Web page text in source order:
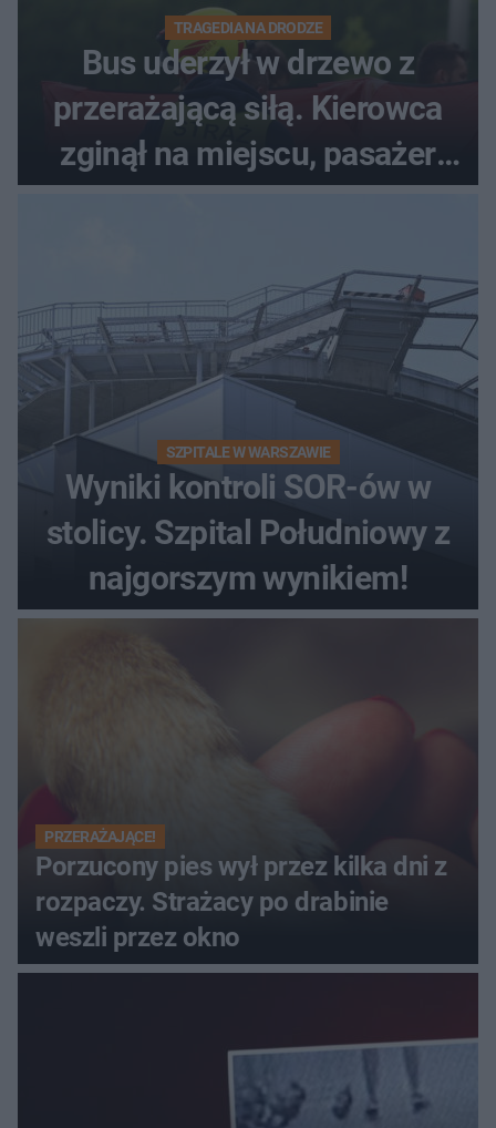
TRAGEDIA NA DRODZE
Bus uderzył w drzewo z
przerażającą siłą. Kierowca
zginął na miejscu, pasażer
SZPITALE W WARSZAWIE
Wyniki kontroli SOR-ów w
stolicy. Szpital Południowy z
najgorszym wynikiem!
PRZERAŻAJĄCE!
Porzucony pies wył przez kilka dni z
rozpaczy. Strażacy po drabinie
weszli przez okno